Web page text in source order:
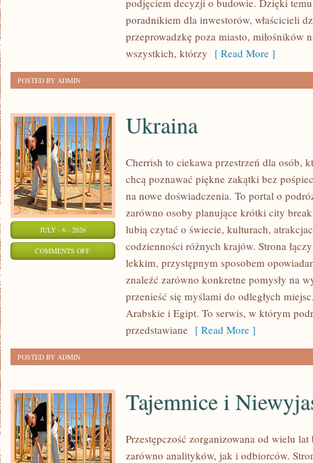
FINANSOWANIEpodjęciem decyzji o budowie. Dzięki
poradnikiem dla inwestorów, właścicieli
przeprowadzkę poza miasto, miłośników
wszystkich, którzy [ Read More ]
POSTED BY ADMIN
JULY - 6 - 2026
COMMENTS OFFON
Ukraina
Cherrish to ciekawa przestrzeń dla osób,
chcą poznawać piękne zakątki bez
na nowe doświadczenia. To portal o
zarówno osoby planujące krótki city
lubią czytać o świecie, kulturach,
codzienności różnych krajów. Strona
lekkim, przystępnym sposobem
znaleźć zarówno konkretne pomysły na
przenieść się myślami do odległych
Arabskie i Egipt. To serwis, w którym
przedstawiane [ Read More ]
POSTED BY ADMIN
Tajemnice i
Przestępczość zorganizowana od wielu
zarówno analityków, jak i odbiorców.